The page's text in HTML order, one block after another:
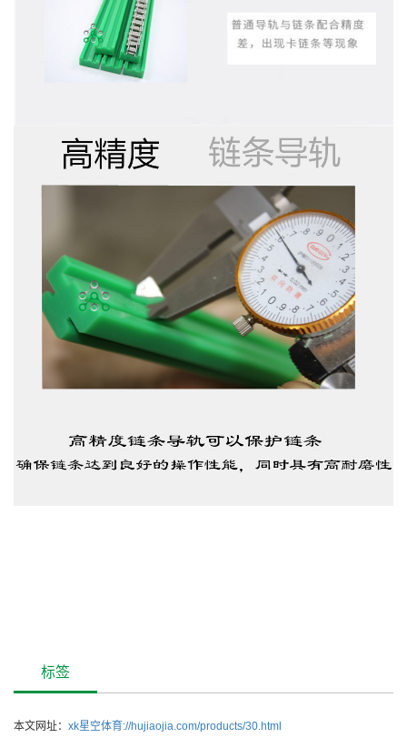
标签
本文网址： xk星空体育://hujiaojia.com/products/30.html